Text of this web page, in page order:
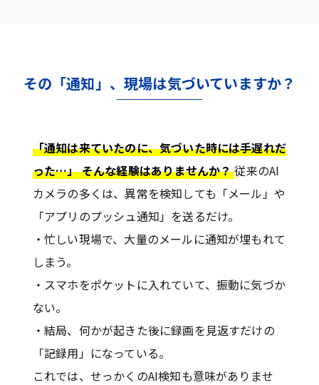
その「通知」、現場は気づいていますか？
「通知は来ていたのに、気づいた時には手遅れだ
った…」 そんな経験はありませんか？従来のAI
カメラの多くは、異常を検知しても「メール」や
「アプリのプッシュ通知」を送るだけ。
・忙しい現場で、大量のメールに通知が埋もれて
しまう。
・スマホをポケットに入れていて、振動に気づか
ない。
・結局、何かが起きた後に録画を見返すだけの
「記録用」になっている。
これでは、せっかくのAI検知も意味がありませ